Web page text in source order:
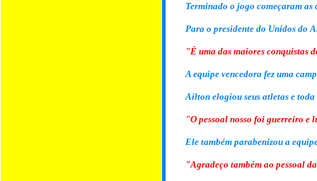
Terminado o jogo começaram as
Para o presidente do Unidos do
"É uma das maiores conquistas
A equipe vencedora fez uma
Ailton elogiou seus atletas e
"O pessoal nosso foi guerreiro e
Ele também parabenizou a
"Agradeço também ao pessoal